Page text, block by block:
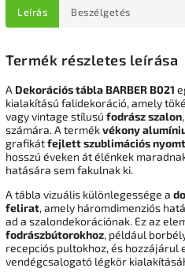
Leírás Beszélgetés
Termék részletes leírása
A Dekorációs tábla BARBER B021
kialakítású falidekoráció, amely
vagy vintage stílusú fodrász szalon,
számára. A termékvékony
grafikátfejlett szublimációs
hosszú éveken át élénkek
hatására sem fakulnak ki.
A tábla vizuális különlegessége a
felirat, amely háromdimenziós
ad a szalondekorációnak. Ez az
fodrászbútorokhoz, például
recepciós pultokhoz, és hozzájárul
vendégcsalogató légkör